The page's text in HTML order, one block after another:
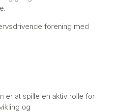
forening med
er at spille en aktiv rolle for
og